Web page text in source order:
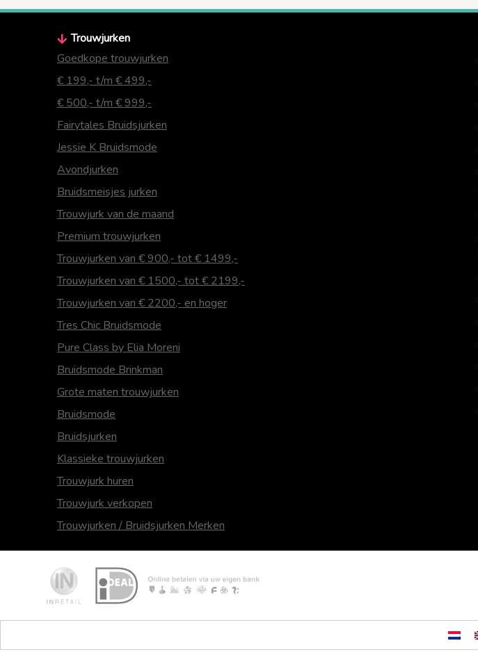
Trouwjurken
Goedkope trouwjurken
€ 199,- t/m € 499,-
€ 500,- t/m € 999,-
Fairytales Bruidsjurken
Jessie K Bruidsmode
Avondjurken
Bruidsmeisjes jurken
Trouwjurk van de maand
Premium trouwjurken
Trouwjurken van € 900,- tot € 1499,-
Trouwjurken van € 1500,- tot € 2199,-
Trouwjurken van € 2200,- en hoger
Tres Chic Bruidsmode
Pure Class by Elia Moreni
Bruidsmode Brinkman
Grote maten trouwjurken
Bruidsmode
Bruidsjurken
Klassieke trouwjurken
Trouwjurk huren
Trouwjurk verkopen
Trouwjurken / Bruidsjurken Merken